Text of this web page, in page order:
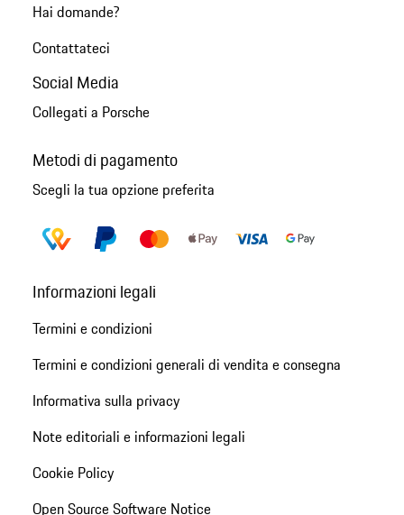
Hai domande?
Contattateci
Social Media
Collegati a Porsche
Metodi di pagamento
Scegli la tua opzione preferita
Informazioni legali
Termini e condizioni
Termini e condizioni generali di vendita e consegna
Informativa sulla privacy
Note editoriali e informazioni legali
Cookie Policy
Open Source Software Notice